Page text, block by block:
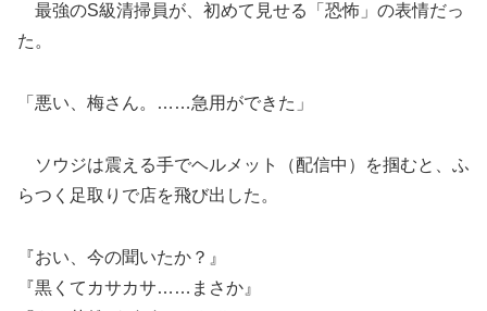
最強のS級清掃員が、初めて見せる「恐怖」の表情だっ
た。
「悪い、梅さん。……急用ができた」
ソウジは震える手でヘルメット（配信中）を掴むと、ふ
らつく足取りで店を飛び出した。
『おい、今の聞いたか？』
『黒くてカサカサ……まさか』